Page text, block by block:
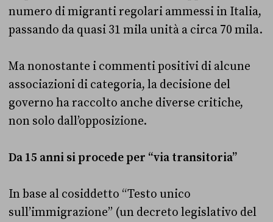
numero di migranti regolari ammessi in Italia,
passando da quasi 31 mila unità a circa 70 mila.
Ma nonostante i commenti positivi di alcune
associazioni di categoria, la decisione del
governo ha raccolto anche diverse critiche,
non solo dall’opposizione.
Da 15 anni si procede per “via transitoria”
In base al cosiddetto “Testo unico
sull’immigrazione” (un decreto legislativo del